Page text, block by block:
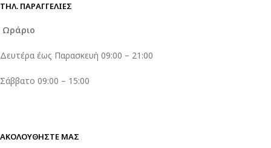
ΤΗΛ. ΠΑΡΑΓΓΕΛΊΕΣ
Ωράριο
Δευτέρα έως Παρασκευή 09:00 – 21:00
Σάββατο 09:00 – 15:00
ΑΚΟΛΟΥΘΗΣΤΕ ΜΑΣ